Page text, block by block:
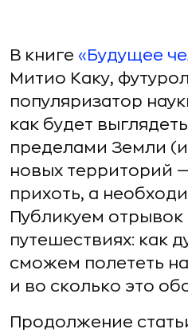
В книге «Будущее
Митио Каку,
популяризатор
как будет
пределами Земли
новых территорий
прихоть, а
Публикуем отрывок
путешествиях: как
сможем полететь
и во сколько это
Продолжение